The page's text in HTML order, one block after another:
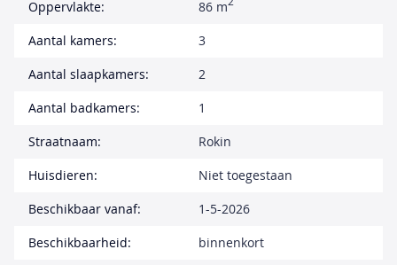
Oppervlakte:
86 m
Aantal kamers:
3
Aantal slaapkamers:
2
Aantal badkamers:
1
Straatnaam:
Rokin
Huisdieren:
Niet toegestaan
Beschikbaar vanaf:
1-5-2026
Beschikbaarheid:
binnenkort